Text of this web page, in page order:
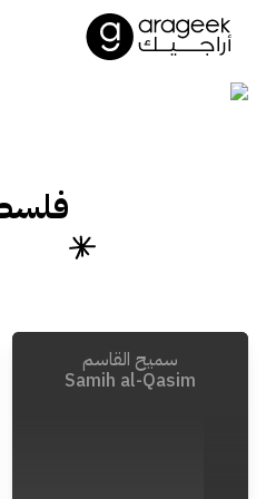
سميح القاسم
Samih al-Qasim